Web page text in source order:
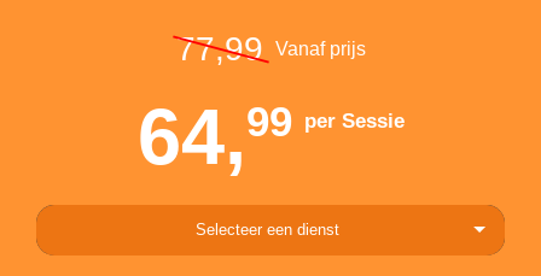
77,99 Vanaf prijs
64,99per Sessie
Selecteer een dienst